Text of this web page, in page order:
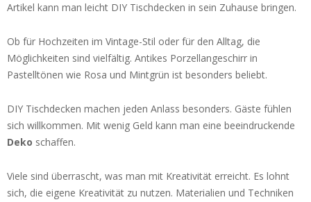
Artikel kann man leicht DIY Tischdecken in sein Zuhause bringen.
Ob für Hochzeiten im Vintage-Stil oder für den Alltag, die
Möglichkeiten sind vielfältig. Antikes Porzellangeschirr in
Pastelltönen wie Rosa und Mintgrün ist besonders beliebt.
DIY Tischdecken machen jeden Anlass besonders. Gäste fühlen
sich willkommen. Mit wenig Geld kann man eine beeindruckende
Deko schaffen.
Viele sind überrascht, was man mit Kreativität erreicht. Es lohnt
sich, die eigene Kreativität zu nutzen. Materialien und Techniken